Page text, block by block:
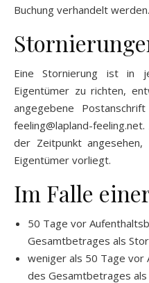
Buchung verhandelt werden.
Eine Stornierung ist in
Eigentümer zu richten,
angegebene
feeling@lapland-
der Zeitpunkt
Eigentümer vorliegt.
Im Falle
50 Tage vor
Gesamtbetrages als
weniger als 50 Tage vor
des Gesamtbetrages